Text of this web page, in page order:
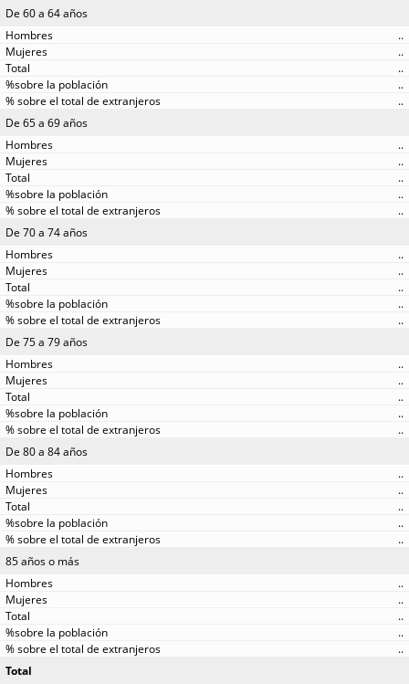
De 60 a 64 años
..
..
..
..
..
De 65 a 69 años
..
..
..
..
..
De 70 a 74 años
..
..
..
..
..
De 75 a 79 años
..
..
..
..
..
De 80 a 84 años
..
..
..
..
..
85 años o más
..
..
..
..
..
Total